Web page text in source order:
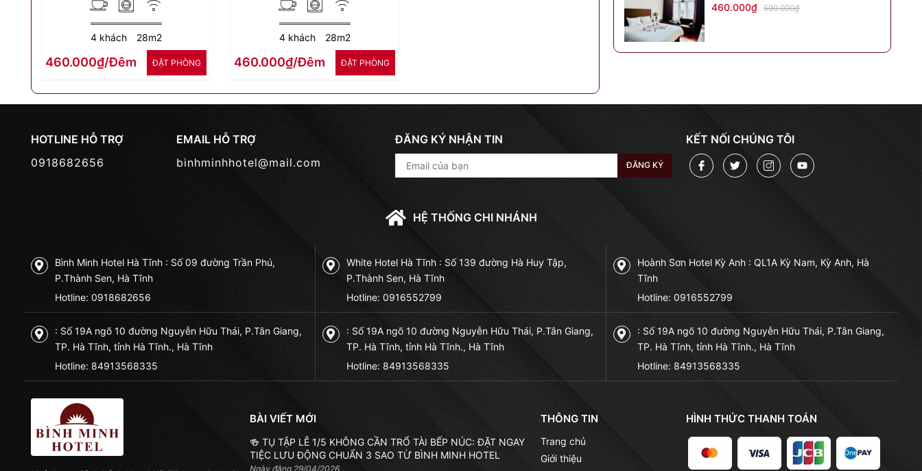
4 khách 28m2
460.000₫/Đêm ÐẶT PHÒNG
4 khách 28m2
460.000₫/Đêm ÐẶT PHÒNG
460.000₫
590.000₫
HOTLINE HỖ TRỢ
0918682656
EMAIL HỖ TRỢ
binhminhhotel@mail.com
ĐĂNG KÝ NHẬN TIN
ĐĂNG KÝ
KẾT NỐI CHÚNG TÔI
HỆ THỐNG CHI NHÁNH
Bình Minh Hotel Hà Tĩnh : Số 09 đường Trần Phú,
P.Thành Sen, Hà Tĩnh
Hotline: 0918682656
White Hotel Hà Tĩnh : Số 139 đường Hà Huy Tập,
P.Thành Sen, Hà Tĩnh
Hotline: 0916552799
Hoành Sơn Hotel Kỳ Anh : QL1A Kỳ Nam, Kỳ Anh, Hà
Tĩnh
Hotline:0916552799
: Số 19A ngõ 10 đường Nguyễn Hữu Thái, P.Tân Giang,
TP. Hà Tĩnh, tỉnh Hà Tĩnh., Hà Tĩnh
Hotline: 84913568335
: Số 19A ngõ 10 đường Nguyễn Hữu Thái, P.Tân Giang,
TP. Hà Tĩnh, tỉnh Hà Tĩnh., Hà Tĩnh
Hotline: 84913568335
: Số 19A ngõ 10 đường Nguyễn Hữu Thái, P.Tân Giang,
TP. Hà Tĩnh, tỉnh Hà Tĩnh., Hà Tĩnh
Hotline: 84913568335
BÀI VIẾT MỚI
🍻 TỤ TẬP LỄ 1/5 KHÔNG CẦN TRỔ TÀI BẾP NÚC: ĐẶT NGAY
TIỆC LƯU ĐỘNG CHUẨN 3 SAO TỪ BÌNH MINH HOTEL
Ngày đăng 29/04/2026
THÔNG TIN
Trang chủ
Giới thiệu
HÌNH THỨC THANH TOÁN